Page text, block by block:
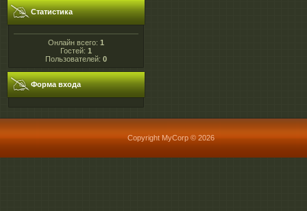
Статистика
Онлайн всего: 1
Гостей: 1
Пользователей: 0
Форма входа
Copyright MyCorp © 2026